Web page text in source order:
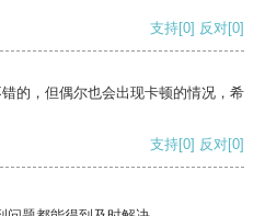
支持[0] 反对[0]
的，但偶尔也会出现卡顿的情况，希
支持[0] 反对[0]